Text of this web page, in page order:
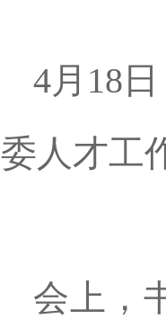
4月18
委人才工
会上，